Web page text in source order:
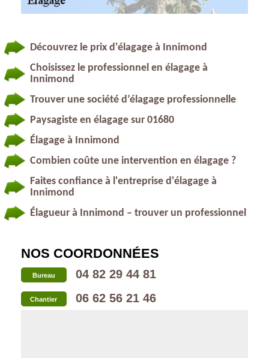
Découvrez le prix d'élagage à Innimond
Choisissez le professionnel en élagage à
Innimond
Trouver une société d’élagage professionnelle
Paysagiste en élagage sur 01680
Élagage à Innimond
Combien coûte une intervention en élagage ?
Faites confiance à l'entreprise d'élagage à
Innimond
Élagueur à Innimond – trouver un professionnel
NOS COORDONNÉES
Bureau 04 82 29 44 81
Chantier 06 62 56 21 46